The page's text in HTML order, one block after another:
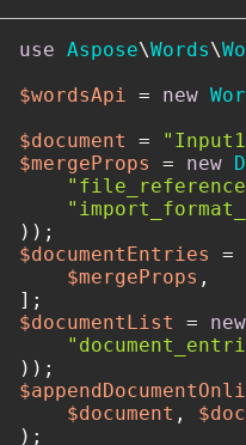
use Aspose\Words\
$wordsApi = new
$document
=
$mergeProps
= new
$documentEntries
=
$mergeProps ,
$documentList
= new
$document ,